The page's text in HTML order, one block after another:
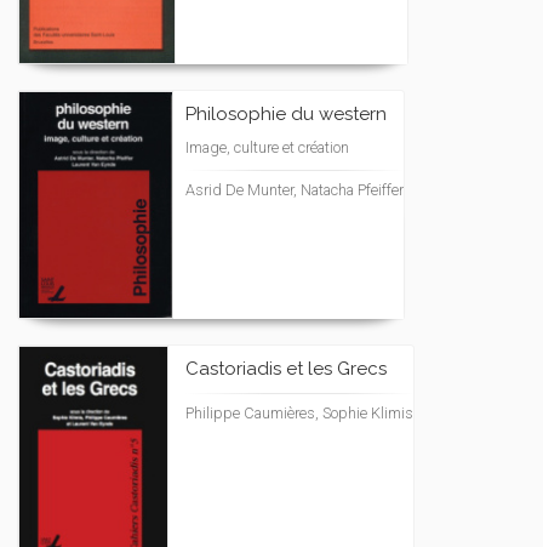
Philosophie du western
Image, culture et création
Asrid De Munter, Natacha Pfeiffer
Castoriadis et les Grecs
Philippe Caumières, Sophie Klimis